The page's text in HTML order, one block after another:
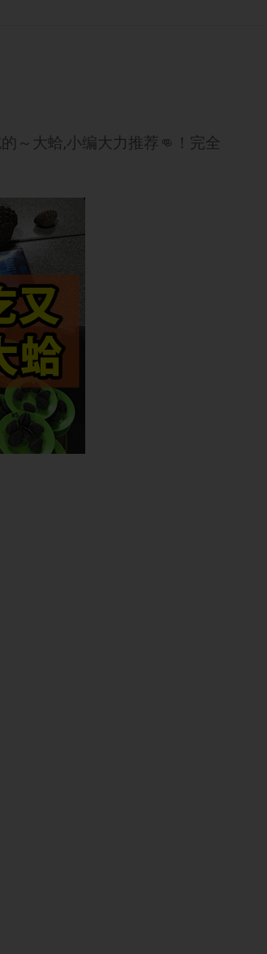
～大蛤,小编大力推荐👊！完全